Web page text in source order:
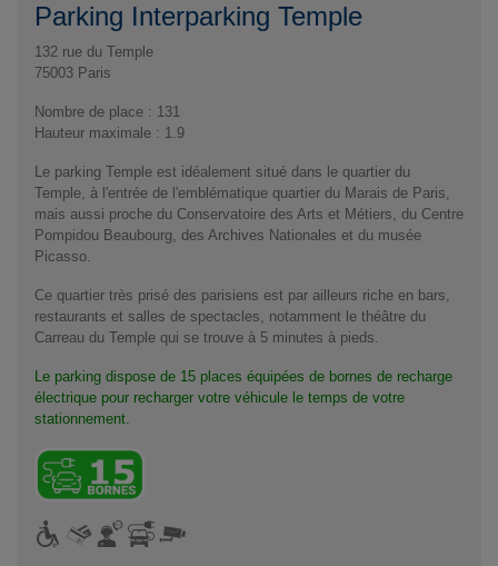
Parking Interparking Temple
132 rue du Temple
75003 Paris
Nombre de place : 131
Hauteur maximale : 1.9
Le parking Temple est idéalement situé dans le quartier du
Temple, à l'entrée de l'emblématique quartier du Marais de Paris,
mais aussi proche du Conservatoire des Arts et Métiers, du Centre
Pompidou Beaubourg, des Archives Nationales et du musée
Picasso.
Ce quartier très prisé des parisiens est par ailleurs riche en bars,
restaurants et salles de spectacles, notamment le théâtre du
Carreau du Temple qui se trouve à 5 minutes à pieds.
Le parking dispose de 15 places équipées de bornes de recharge
électrique pour recharger votre véhicule le temps de votre
stationnement.